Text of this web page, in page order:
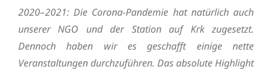
2020–2021: Die Corona-Pandemie hat natürlich auch
unserer NGO und der Station auf Krk zugesetzt.
Dennoch haben wir es geschafft einige nette
Veranstaltungen durchzuführen. Das absolute Highlight